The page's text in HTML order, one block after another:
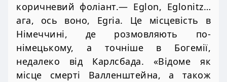
коричневий фоліант.— Eglon, Eglonitz…
ага, ось воно, Egria. Це місцевість в
Німеччині, де розмовляють по-
німецькому, а точніше в Богемії,
недалеко від Карлсбада. «Відоме як
місце смерті Валленштейна, а також